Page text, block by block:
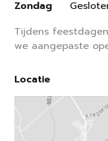
Zondag
Tijdens
we aangepaste
Locatie